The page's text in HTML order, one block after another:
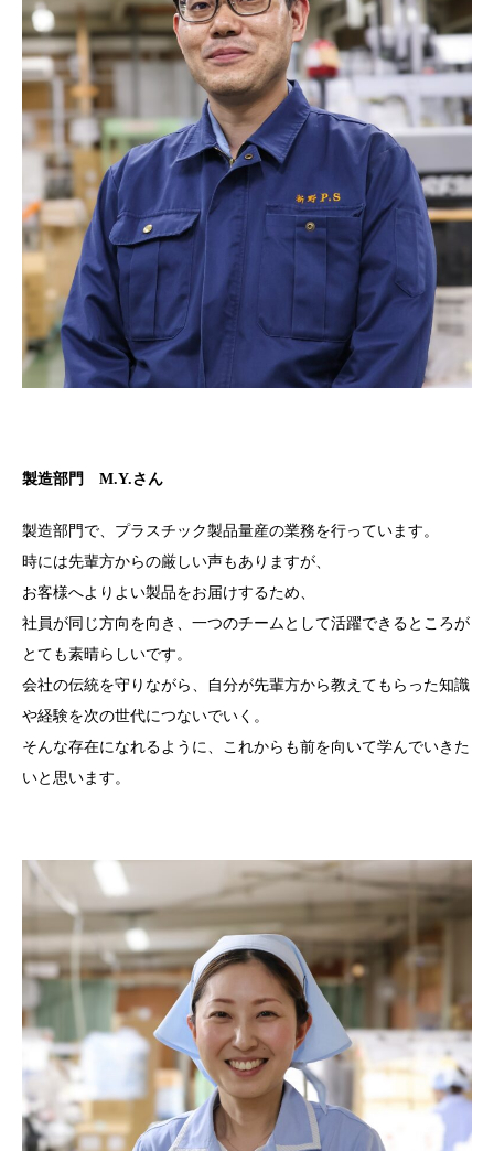
製造部門 M.Y.さん
製造部門で、プラスチック製品量産の業務を行っています。
時には先輩方からの厳しい声もありますが、
お客様へよりよい製品をお届けするため、
社員が同じ方向を向き、一つのチームとして活躍できるところが
とても素晴らしいです。
会社の伝統を守りながら、自分が先輩方から教えてもらった知識
や経験を次の世代につないでいく。
そんな存在になれるように、これからも前を向いて学んでいきた
いと思います。